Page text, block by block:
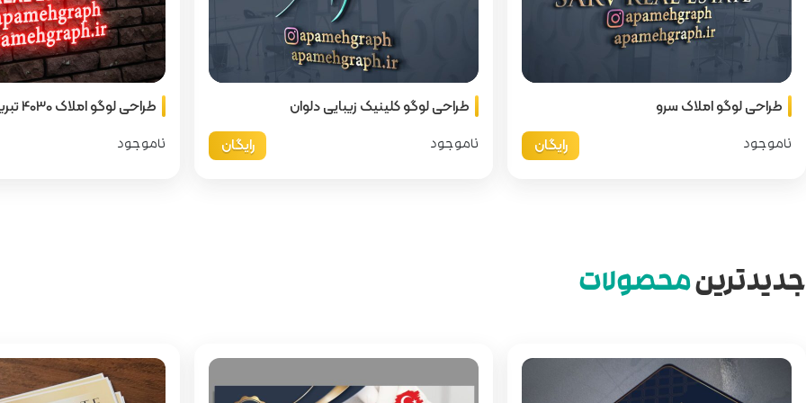
طراحی لوگو املاک سرو
ناموجود رایگان
طراحی لوگو کلینیک زیبایی دلوان
ناموجود رایگان
طراحی لوگو املاک 4030 تبریز
ناموجود
جدیدترینمحصولات